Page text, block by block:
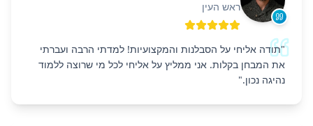
ראש העין
"תודה אליחי על הסבלנות והמקצועיות! למדתי הרבה ועברתי
את המבחן בקלות. אני ממליץ על אליחי לכל מי שרוצה ללמוד
נהיגה נכון."